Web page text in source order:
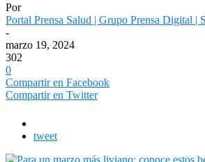
Por
Portal Prensa Salud | Grupo Prensa Digital |
-
marzo 19, 2024
302
0
Compartir en Facebook
Compartir en Twitter
tweet